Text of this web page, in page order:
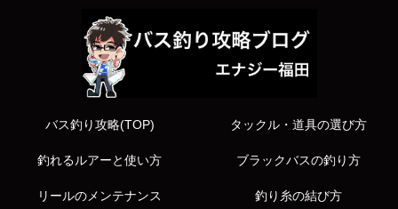
バス釣り攻略(TOP) タックル・道具の選び方
釣れるルアーと使い方 ブラックバスの釣り方
リールのメンテナンス 釣り糸の結び方